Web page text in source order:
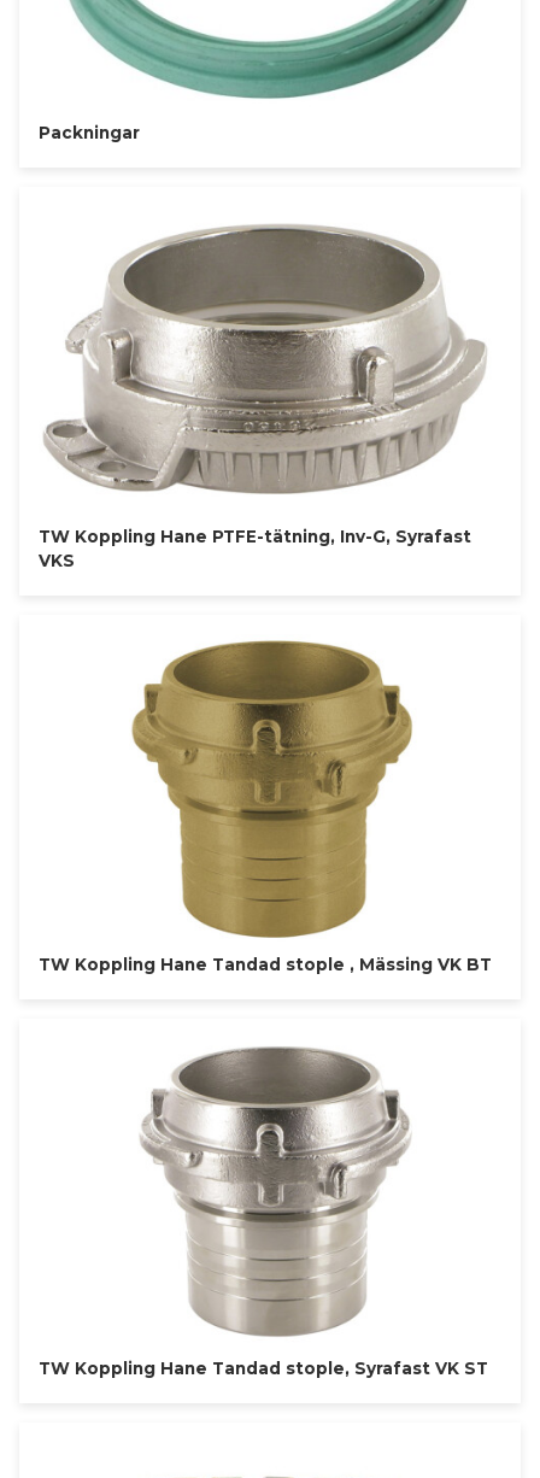
Packningar
TW Koppling Hane PTFE-tätning, Inv-G, Syrafast
VKS
TW Koppling Hane Tandad stople , Mässing VK BT
TW Koppling Hane Tandad stople, Syrafast VK ST